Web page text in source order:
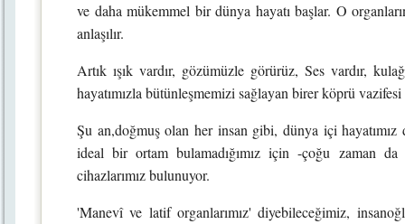
ve daha mükemmel bir dünya hayatı başlar. O
anlaşılır.
Artık ışık vardır, gözümüzle görürüz, Ses vardır,
hayatımızla bütünleşmemizi sağlayan birer köprü vazifesi
Şu an,doğmuş olan her insan gibi, dünya içi hayatımız
ideal bir ortam bulamadığımız için -çoğu zaman da
cihazlarımız bulunuyor.
'Manevî ve latif organlarımız' diyebileceğimiz,